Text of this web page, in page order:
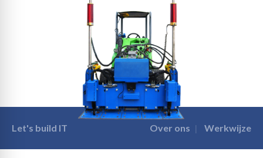
Let's build IT Over ons Werkwijze